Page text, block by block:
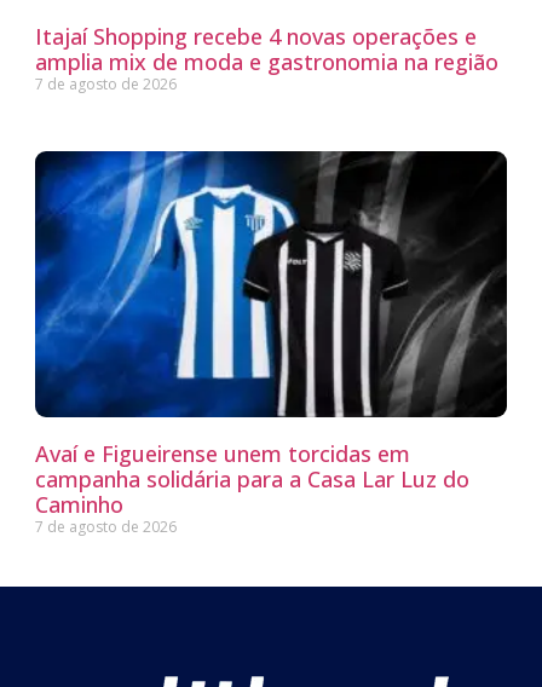
Itajaí Shopping recebe 4 novas operações e
amplia mix de moda e gastronomia na região
7 de agosto de 2026
Avaí e Figueirense unem torcidas em
campanha solidária para a Casa Lar Luz do
Caminho
7 de agosto de 2026